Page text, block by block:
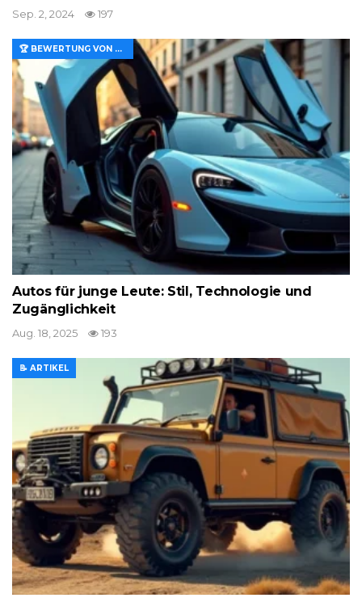
Sep. 2, 2024 197
🏆 BEWERTUNG VON MERKMALEN UND WERT
Autos für junge Leute: Stil, Technologie und
Zugänglichkeit
Aug. 18, 2025 193
📝 ARTIKEL